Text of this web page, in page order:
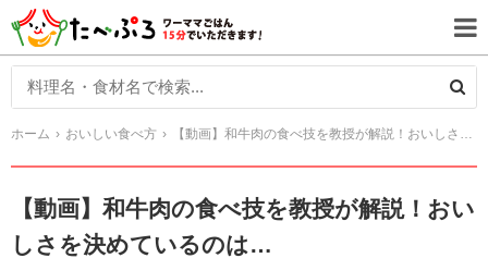
ホーム おいしい食べ方 【動画】和牛肉の食べ技を教授が解説！おいしさを決めているのは…
【動画】和牛肉の食べ技を教授が解説！おい
しさを決めているのは…